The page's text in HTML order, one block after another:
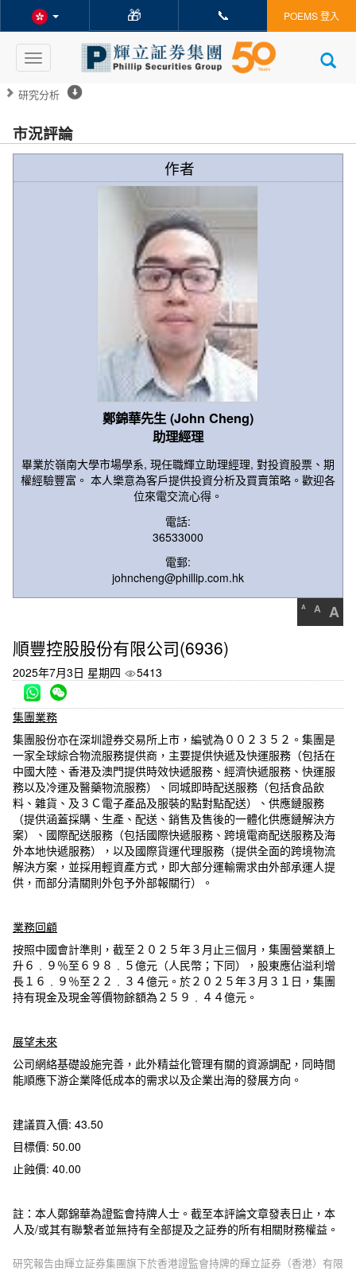
🎁 📞 POEMS 登入
Toggle
navigation
研究分析
市況評論
作者
鄭錦華先生 (John Cheng)
助理經理
畢業於嶺南大學市場學系, 現任職輝立助理經理, 對投資股票、期
權經驗豐富。 本人樂意為客戶提供投資分析及買賣策略。歡迎各
位來電交流心得。
電話:
36533000
電郵:
johncheng@phillip.com.hk
A A A
順豐控股股份有限公司(6936)
2025年7月3日 星期四 5413
集團業務
集團股份亦在深圳證券交易所上市，編號為００２３５２。集團是
一家全球綜合物流服務提供商，主要提供快遞及快運服務（包括在
中國大陸、香港及澳門提供時效快遞服務、經濟快遞服務、快運服
務以及冷運及醫藥物流服務）、同城即時配送服務（包括食品飲
料、雜貨、及３Ｃ電子產品及服裝的點對點配送）、供應鏈服務
（提供涵蓋採購、生產、配送、銷售及售後的一體化供應鏈解決方
案）、國際配送服務（包括國際快遞服務、跨境電商配送服務及海
外本地快遞服務），以及國際貨運代理服務（提供全面的跨境物流
解決方案，並採用輕資產方式，即大部分運輸需求由外部承運人提
供，而部分清關則外包予外部報關行）。
業務回顧
按照中國會計準則，截至２０２５年３月止三個月，集團營業額上
升６﹒９％至６９８﹒５億元（人民幣；下同），股東應佔溢利增
長１６﹒９％至２２﹒３４億元。於２０２５年３月３１日，集團
持有現金及現金等價物餘額為２５９﹒４４億元。
展望未來
公司網絡基礎設施完善，此外精益化管理有關的資源調配，同時間
能順應下游企業降低成本的需求以及企業出海的發展方向。
建議買入價: 43.50
目標價: 50.00
止蝕價: 40.00
註：本人鄭錦華為證監會持牌人士。截至本評論文章發表日止，本
人及/或其有聯繫者並無持有全部提及之証券的所有相關財務權益。
研究報告由輝立証券集團旗下於香港證監會持牌的輝立証券（香港）有限